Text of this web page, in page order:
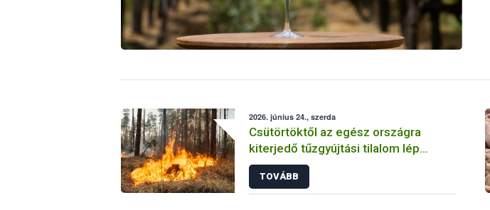
2026. június 24., szerda
Csütörtöktől az egész országra
kiterjedő tűzgyújtási tilalom lép
életbe
TOVÁBB